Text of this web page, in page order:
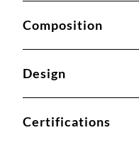
Composition
Design
Certifications